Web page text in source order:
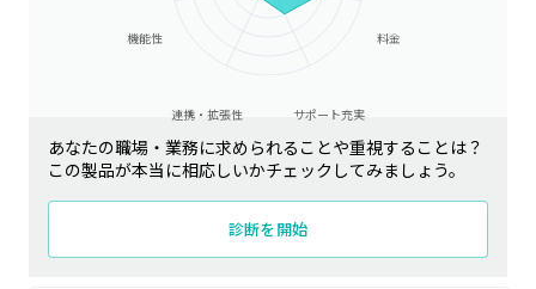
料金
サポート充実
連携・拡張性
機能性
あなたの職場・業務に求められることや重視することは？
この製品が本当に相応しいかチェックしてみましょう。
診断を開始